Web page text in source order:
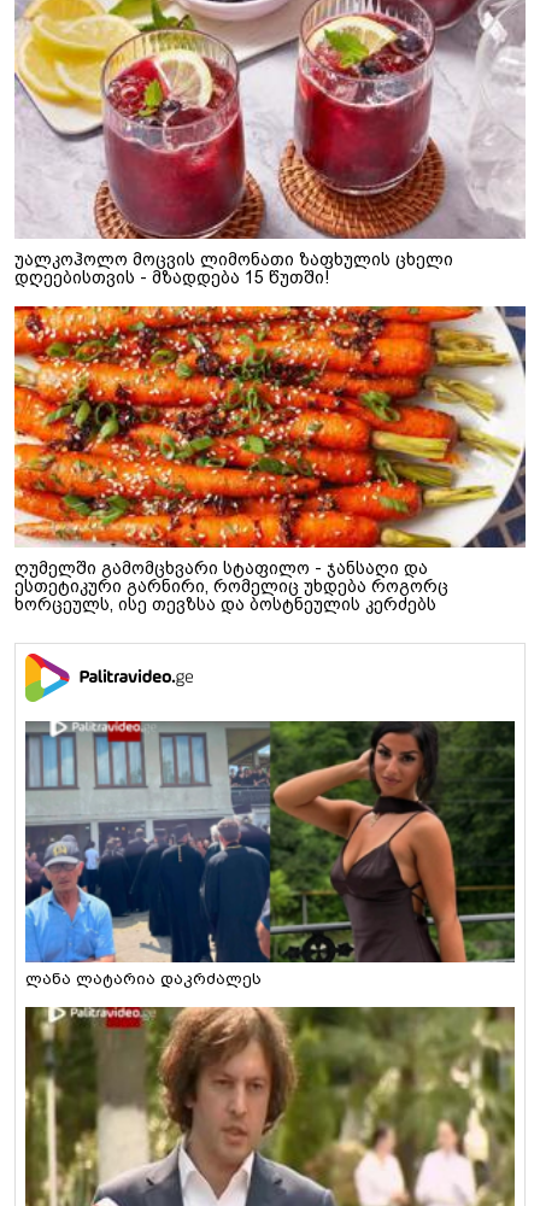
უალკოჰოლო მოცვის ლიმონათი ზაფხულის ცხელი
დღეებისთვის - მზადდება 15 წუთში!
ღუმელში გამომცხვარი სტაფილო - ჯანსაღი და
ესთეტიკური გარნირი, რომელიც უხდება როგორც
ხორცეულს, ისე თევზსა და ბოსტნეულის კერძებს
ლანა ლატარია დაკრძალეს